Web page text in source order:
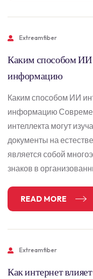
Extreamfiber
Каким способом ИИ
информацию
Каким способом ИИ
информацию
интеллекта могут
документы на
является собой
знаков в
READ MORE
Extreamfiber
Как интернет